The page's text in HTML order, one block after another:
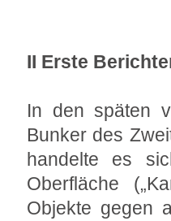
II Erste
In den späten
Bunker des
handelte es
Oberfläche
Objekte gegen